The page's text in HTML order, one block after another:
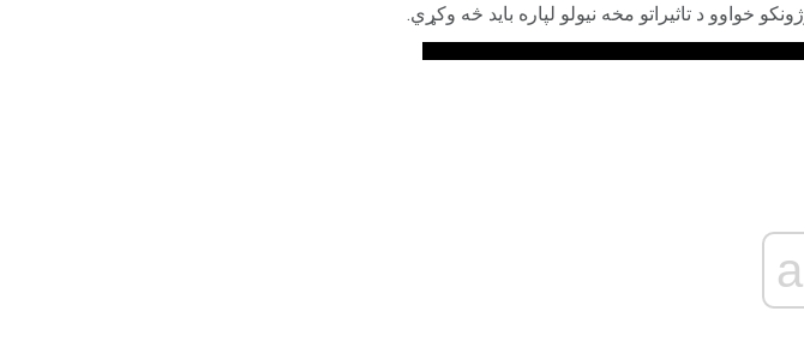
د تاثیراتو مخه نیولو لپاره باید څه وکړي.